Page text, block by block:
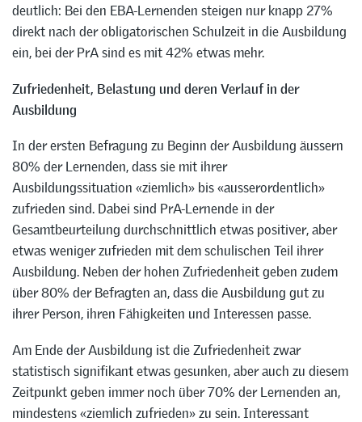
deutlich: Bei den EBA-Lernenden steigen nur knapp 27%
direkt nach der obligatorischen Schulzeit in die Ausbildung
ein, bei der PrA sind es mit 42% etwas mehr.
Zufriedenheit, Belastung und deren Verlauf in der
Ausbildung
In der ersten Befragung zu Beginn der Ausbildung äussern
80% der Lernenden, dass sie mit ihrer
Ausbildungssituation «ziemlich» bis «ausserordentlich»
zufrieden sind. Dabei sind PrA-Lernende in der
Gesamtbeurteilung durchschnittlich etwas positiver, aber
etwas weniger zufrieden mit dem schulischen Teil ihrer
Ausbildung. Neben der hohen Zufriedenheit geben zudem
über 80% der Befragten an, dass die Ausbildung gut zu
ihrer Person, ihren Fähigkeiten und Interessen passe.
Am Ende der Ausbildung ist die Zufriedenheit zwar
statistisch signifikant etwas gesunken, aber auch zu diesem
Zeitpunkt geben immer noch über 70% der Lernenden an,
mindestens «ziemlich zufrieden» zu sein. Interessant